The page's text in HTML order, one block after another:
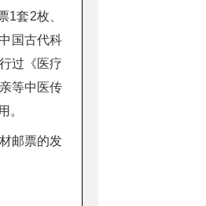
1套2枚、
国古代科
过《医疗
等中医传
。
邮票的发